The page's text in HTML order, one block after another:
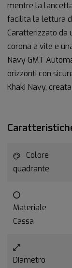
mentre la
facilita la lettura
Caratterizzato da
corona a vite e
Navy GMT
orizzonti con
Khaki Navy,
Colore
quadrante
Materiale
Cassa
Diametro